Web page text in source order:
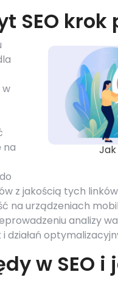
SEO krok
Jak
na
z jakością tych
na urządzeniach
analizy
w SEO i